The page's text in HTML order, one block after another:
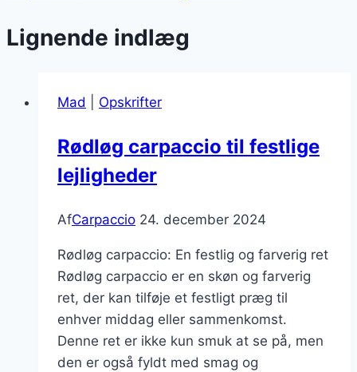
Lignende indlæg
Mad Opskrifter
Rødløg carpaccio til festlige
lejligheder
AfCarpaccio 24. december 2024
Rødløg carpaccio: En festlig og farverig ret
Rødløg carpaccio er en skøn og farverig
ret, der kan tilføje et festligt præg til
enhver middag eller sammenkomst.
Denne ret er ikke kun smuk at se på, men
den er også fyldt med smag og